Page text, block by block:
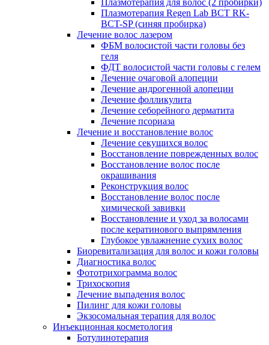
Плазмотерапия для волос (2 пробирки)
Плазмотерапия Regen Lab BCT RK-
BCT-SP (синяя пробирка)
Лечение волос лазером
ФБМ волосистой части головы без
геля
ФДТ волосистой части головы с гелем
Лечение очаговой алопеции
Лечение андрогенной алопеции
Лечение фолликулита
Лечение себорейного дерматита
Лечение псориаза
Лечение и восстановление волос
Лечение секущихся волос
Восстановление поврежденных волос
Восстановление волос после
окрашивания
Реконструкция волос
Восстановление волос после
химической завивки
Восстановление и уход за волосами
после кератинового выпрямления
Глубокое увлажнение сухих волос
Биоревитализация для волос и кожи головы
Диагностика волос
Фототрихограмма волос
Трихоскопия
Лечение выпадения волос
Пилинг для кожи головы
Экзосомальная терапия для волос
Инъекционная косметология
Ботулинотерапия